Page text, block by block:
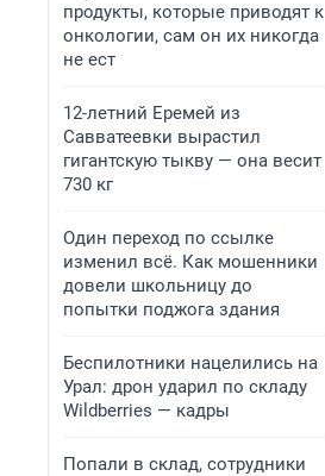
продукты, которые приводят к
онкологии, сам он их никогда
не ест
12-летний Еремей из
Савватеевки вырастил
гигантскую тыкву — она весит
730 кг
Один переход по ссылке
изменил всё. Как мошенники
довели школьницу до
попытки поджога здания
Беспилотники нацелились на
Урал: дрон ударил по складу
Wildberries — кадры
Попали в склад, сотрудники